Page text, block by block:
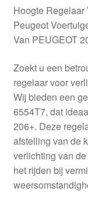
Hoogte Regelaar
Peugeot
Van PEUGEOT
Zoekt u een
regelaar voor
Wij bieden een
6554T7, dat
206+. Deze
afstelling van de
verlichting van
het rijden bij